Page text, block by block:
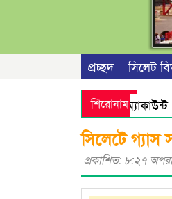
প্রচ্ছদ সিলেট
শিরোনাম
পারে ফোন ও ব্যাংক অ্যাকাউন্ট
জনগণ আর ভয় পায়না : এড. জুবায়ের
সিলেটে গ্যাস
প্রকাশিত: ৮:২৭